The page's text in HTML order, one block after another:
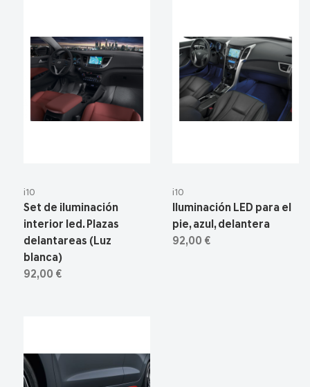
i10
Set de iluminación
interior led. Plazas
delantareas (Luz
blanca)
92,00 €
i10
Iluminación LED para el
pie, azul, delantera
92,00 €